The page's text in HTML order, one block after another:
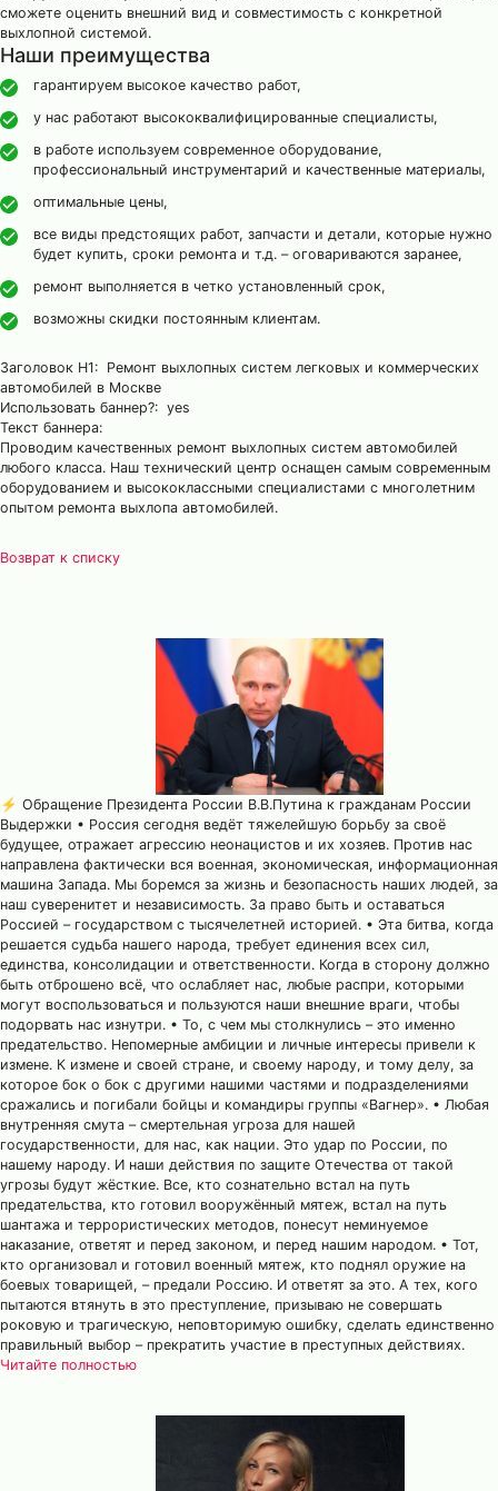
сможете оценить внешний вид и совместимость с конкретной
выхлопной системой.
Наши преимущества
гарантируем высокое качество работ,
у нас работают высококвалифицированные специалисты,
в работе используем современное оборудование,
профессиональный инструментарий и качественные материалы,
оптимальные цены,
все виды предстоящих работ, запчасти и детали, которые нужно
будет купить, сроки ремонта и т.д. – оговариваются заранее,
ремонт выполняется в четко установленный срок,
возможны скидки постоянным клиентам.
Заголовок H1: Ремонт выхлопных систем легковых и коммерческих
автомобилей в Москве
Использовать баннер?: yes
Текст баннера:
Проводим качественных ремонт выхлопных систем автомобилей
любого класса. Наш технический центр оснащен самым современным
оборудованием и высококлассными специалистами с многолетним
опытом ремонта выхлопа автомобилей.
Возврат к списку
⚡️ Обращение Президента России В.В.Путина к гражданам России
Выдержки • Россия сегодня ведёт тяжелейшую борьбу за своё
будущее, отражает агрессию неонацистов и их хозяев. Против нас
направлена фактически вся военная, экономическая, информационная
машина Запада. Мы боремся за жизнь и безопасность наших людей, за
наш суверенитет и независимость. За право быть и оставаться
Россией – государством с тысячелетней историей. • Эта битва, когда
решается судьба нашего народа, требует единения всех сил,
единства, консолидации и ответственности. Когда в сторону должно
быть отброшено всё, что ослабляет нас, любые распри, которыми
могут воспользоваться и пользуются наши внешние враги, чтобы
подорвать нас изнутри. • То, с чем мы столкнулись – это именно
предательство. Непомерные амбиции и личные интересы привели к
измене. К измене и своей стране, и своему народу, и тому делу, за
которое бок о бок с другими нашими частями и подразделениями
сражались и погибали бойцы и командиры группы «Вагнер». • Любая
внутренняя смута – смертельная угроза для нашей
государственности, для нас, как нации. Это удар по России, по
нашему народу. И наши действия по защите Отечества от такой
угрозы будут жёсткие. Все, кто сознательно встал на путь
предательства, кто готовил вооружённый мятеж, встал на путь
шантажа и террористических методов, понесут неминуемое
наказание, ответят и перед законом, и перед нашим народом. • Тот,
кто организовал и готовил военный мятеж, кто поднял оружие на
боевых товарищей, – предали Россию. И ответят за это. А тех, кого
пытаются втянуть в это преступление, призываю не совершать
роковую и трагическую, неповторимую ошибку, сделать единственно
правильный выбор – прекратить участие в преступных действиях.
Читайте полностью